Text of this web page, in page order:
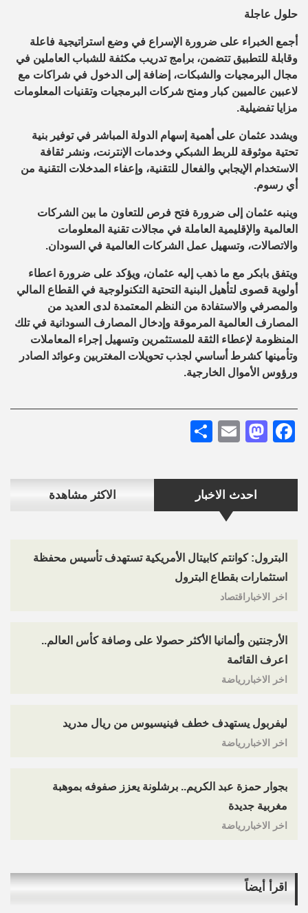
احدث الاخبار الاكثر مشاهدة
البترول: كوانتم كابيتال الأمريكية تستهدف تأسيس محفظة
استثمارات بقطاع البترول
اخر الاخباراقتصاد
الأرجنتين وألمانيا الأكثر حصولا على وصافة كأس العالم..
اعرف القائمة
اخر الاخباررياضة
ليفربول يستهدف خطف فينيسيوس من ريال مدريد
اخر الاخباررياضة
بجوار حمزة عبد الكريم.. برشلونة يعزز صفوفه بموهبة
مغربية جديدة
اخر الاخباررياضة
حلول عاجلة
أجمع الخبراء على ضرورة الإسراع في وضع استراتيجية فاعلة
وقابلة للتطبيق تتضمن، برامج تدريب مكثفة للشباب العاملين في
مجال البرمجيات والشبكات، إضافة إلى الدخول في شراكات مع
لاعبين عالميين كبار ومنح شركات البرمجيات وتقنيات المعلومات
مزايا تفضيلية.
ويشدد عثمان على أهمية إسهام الدولة المباشر في توفير بنية
تحتية موثوقة للربط الشبكي وخدمات الإنترنت، ونشر ثقافة
الاستخدام الإيجابي والفعال للتقنية، وإعفاء المدخلات التقنية من
أي رسوم.
وينبه عثمان إلى ضرورة فتح فرص للتعاون ما بين الشركات
العالمية والإقليمية العاملة في مجالات تقنية المعلومات
والاتصالات، وتسهيل عمل الشركات العالمية في السودان.
ويتفق بابكر مع ما ذهب إليه عثمان، ويؤكد على ضرورة اعطاء
أولوية قصوى لتأهيل البنية التحتية التكنولوجية في القطاع المالي
والمصرفي والاستفادة من النظم المعتمدة لدى العديد من
المصارف العالمية المرموقة وإدخال المصارف السودانية في تلك
المنظومة لإعطاء الثقة للمستثمرين وتسهيل إجراء المعاملات
وتأمينها كشرط أساسي لجذب تحويلات المغتربين وعوائد الصادر
ورؤوس الأموال الخارجية.
Facebook
Mastodon
Email
اقرأ أيضاً